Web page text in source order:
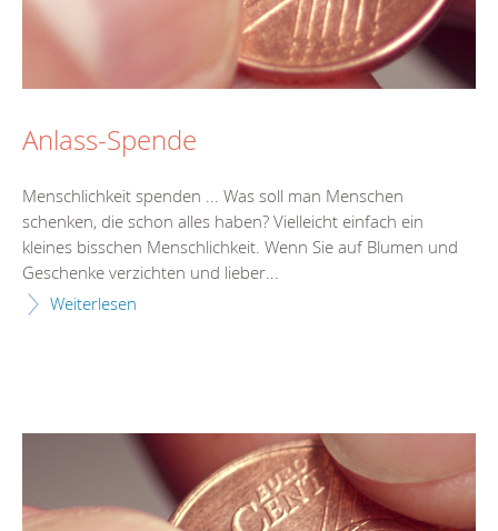
Anlass-Spende
Menschlichkeit spenden ... Was soll man Menschen
schenken, die schon alles haben? Vielleicht einfach ein
kleines bisschen Menschlichkeit. Wenn Sie auf Blumen und
Geschenke verzichten und lieber...
Weiterlesen